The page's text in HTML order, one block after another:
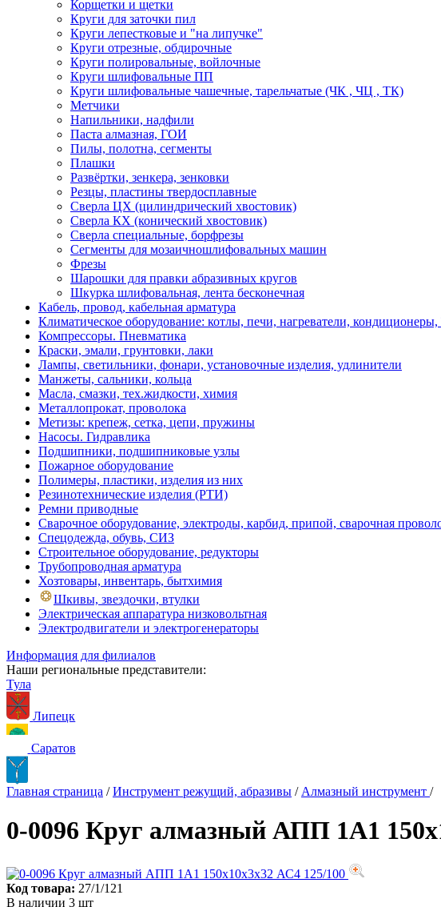
Корщетки и щетки
Круги для заточки пил
Круги лепестковые и "на липучке"
Круги отрезные, обдирочные
Круги полировальные, войлочные
Круги шлифовальные ПП
Круги шлифовальные чашечные, тарельчатые (ЧК , ЧЦ , ТК)
Метчики
Напильники, надфили
Паста алмазная, ГОИ
Пилы, полотна, сегменты
Плашки
Развёртки, зенкера, зенковки
Резцы, пластины твердосплавные
Сверлa ЦХ (цилиндрический хвостовик)
Сверла КХ (конический хвостовик)
Сверла специальные, борфрезы
Сегменты для мозаичношлифовальных машин
Фрезы
Шарошки для правки абразивных кругов
Шкурка шлифовальная, лента бесконечная
Кабель, провод, кабельная арматура
Климатическое оборудование: котлы, печи, нагреватели,
Компрессоры. Пневматика
Краски, эмали, грунтовки, лаки
Лампы, светильники, фонари, установочные изделия, удлинители
Манжеты, сальники, кольца
Масла, смазки, тех.жидкости, химия
Металлопрокат, проволока
Метизы: крепеж, сетка, цепи, пружины
Насосы. Гидравлика
Подшипники, подшипниковые узлы
Пожарное оборудование
Полимеры, пластики, изделия из них
Резинотехнические изделия (РТИ)
Ремни приводные
Сварочное оборудование, электроды, карбид, припой, сварочная
Спецодежда, обувь, СИЗ
Строительное оборудование, редукторы
Трубопроводная арматура
Хозтовары, инвентарь, бытхимия
Шкивы, звездочки, втулки
Электрическая аппаратура низковольтная
Электродвигатели и электрогенераторы
Информация для филиалов
Наши региональные представители:
Тула
Липецк
Саратов
Главная страница / Инструмент режущий, абразивы / Алмазный инструмент /
0-0096 Круг алмазный АПП 1А1
Код товара: 27/1/121
В наличии 3 шт